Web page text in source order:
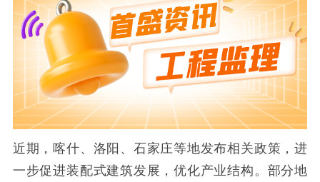
近期，喀什、洛阳、石家庄等地发布相关政策，进
一步促进装配式建筑发展，优化产业结构。部分地